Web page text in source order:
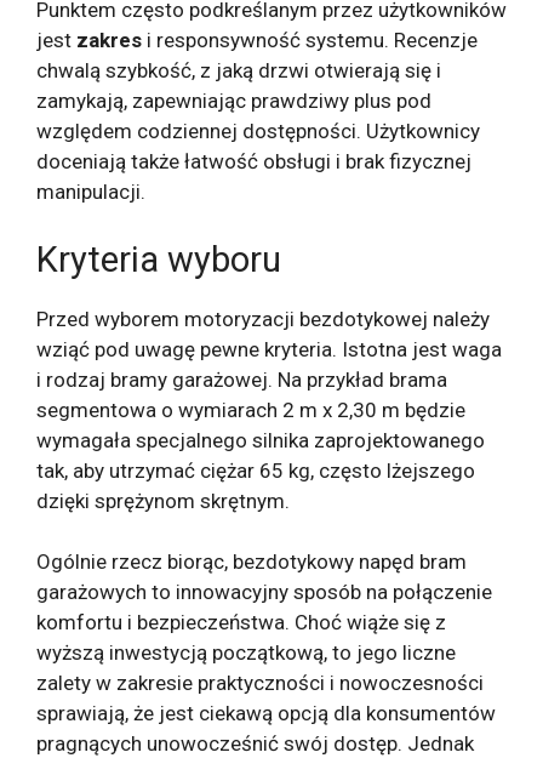
Punktem często podkreślanym przez użytkowników
jest zakres i responsywność systemu. Recenzje
chwalą szybkość, z jaką drzwi otwierają się i
zamykają, zapewniając prawdziwy plus pod
względem codziennej dostępności. Użytkownicy
doceniają także łatwość obsługi i brak fizycznej
manipulacji.
Kryteria wyboru
Przed wyborem motoryzacji bezdotykowej należy
wziąć pod uwagę pewne kryteria. Istotna jest waga
i rodzaj bramy garażowej. Na przykład brama
segmentowa o wymiarach 2 m x 2,30 m będzie
wymagała specjalnego silnika zaprojektowanego
tak, aby utrzymać ciężar 65 kg, często lżejszego
dzięki sprężynom skrętnym.
Ogólnie rzecz biorąc, bezdotykowy napęd bram
garażowych to innowacyjny sposób na połączenie
komfortu i bezpieczeństwa. Choć wiąże się z
wyższą inwestycją początkową, to jego liczne
zalety w zakresie praktyczności i nowoczesności
sprawiają, że jest ciekawą opcją dla konsumentów
pragnących unowocześnić swój dostęp. Jednak